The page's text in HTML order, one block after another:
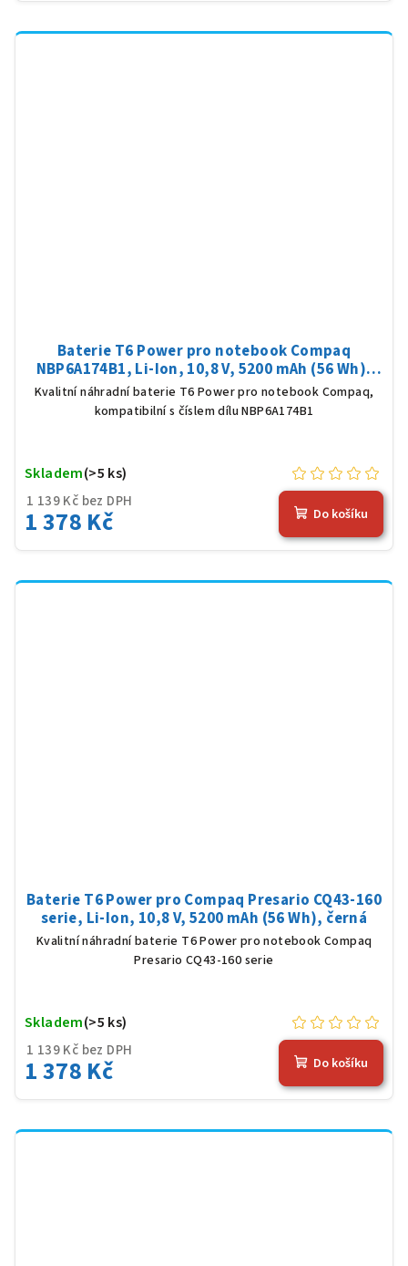
Baterie T6 Power pro notebook Compaq
NBP6A174B1, Li-Ion, 10,8 V, 5200 mAh (56 Wh),
černá
Kvalitní náhradní baterie T6 Power pro notebook Compaq,
kompatibilní s číslem dílu NBP6A174B1
1 139 Kč bez DPH
1 378 Kč
Skladem(>5 ks)
Do košíku
Baterie T6 Power pro Compaq Presario CQ43-160
serie, Li-Ion, 10,8 V, 5200 mAh (56 Wh), černá
Kvalitní náhradní baterie T6 Power pro notebook Compaq
Presario CQ43-160 serie
1 139 Kč bez DPH
1 378 Kč
Skladem(>5 ks)
Do košíku